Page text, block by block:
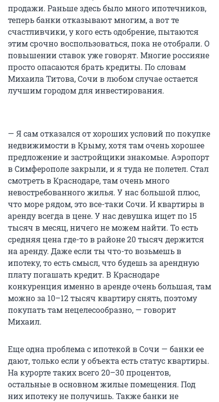
продажи. Раньше здесь было много ипотечников,
теперь банки отказывают многим, а вот те
счастливчики, у кого есть одобрение, пытаются
этим срочно воспользоваться, пока не отобрали. О
повышении ставок уже говорят. Многие россияне
просто опасаются брать кредиты. По словам
Михаила Титова, Сочи в любом случае остается
лучшим городом для инвестирования.
— Я сам отказался от хороших условий по покупке
недвижимости в Крыму, хотя там очень хорошее
предложение и застройщики знакомые. Аэропорт
в Симферополе закрыли, и я туда не полетел. Стал
смотреть в Краснодаре, там очень много
невостребованного жилья. У нас большой плюс,
что море рядом, это все-таки Сочи. И квартиры в
аренду всегда в цене. У нас девушка ищет по 15
тысяч в месяц, ничего не можем найти. То есть
средняя цена где-то в районе 20 тысяч держится
на аренду. Даже если ты что-то возьмешь в
ипотеку, то есть смысл, что будешь за арендную
плату погашать кредит. В Краснодаре
конкуренция именно в аренде очень большая, там
можно за 10–12 тысяч квартиру снять, поэтому
покупать там нецелесообразно, — говорит
Михаил.
Еще одна проблема с ипотекой в Сочи — банки ее
дают, только если у объекта есть статус квартиры.
На курорте таких всего 20–30 процентов,
остальные в основном жилые помещения. Под
них ипотеку не получишь. Также банки не